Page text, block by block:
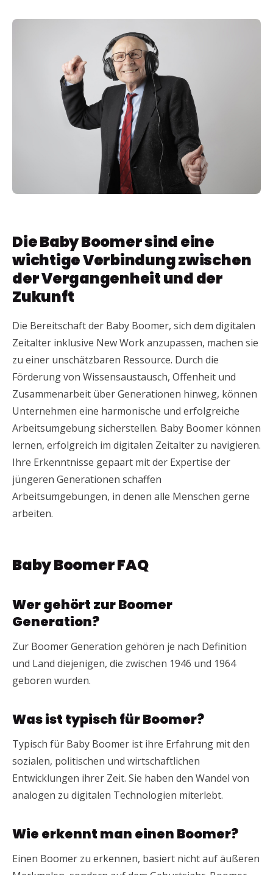
Die Baby Boomer sind eine
wichtige Verbindung zwischen
der Vergangenheit und der
Zukunft
Die Bereitschaft der Baby Boomer, sich dem digitalen
Zeitalter inklusive New Work anzupassen, machen sie
zu einer unschätzbaren Ressource. Durch die
Förderung von Wissensaustausch, Offenheit und
Zusammenarbeit über Generationen hinweg, können
Unternehmen eine harmonische und erfolgreiche
Arbeitsumgebung sicherstellen. Baby Boomer können
lernen, erfolgreich im digitalen Zeitalter zu navigieren.
Ihre Erkenntnisse gepaart mit der Expertise der
jüngeren Generationen schaffen
Arbeitsumgebungen, in denen alle Menschen gerne
arbeiten.
Baby Boomer FAQ
Wer gehört zur Boomer
Generation?
Zur Boomer Generation gehören je nach Definition
und Land diejenigen, die zwischen 1946 und 1964
geboren wurden.
Was ist typisch für Boomer?
Typisch für Baby Boomer ist ihre Erfahrung mit den
sozialen, politischen und wirtschaftlichen
Entwicklungen ihrer Zeit. Sie haben den Wandel von
analogen zu digitalen Technologien miterlebt.
Wie erkennt man einen Boomer?
Einen Boomer zu erkennen, basiert nicht auf äußeren